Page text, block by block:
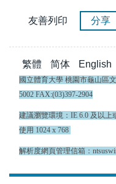
友善列印 分享
繁體 简体 English
國立體育大學 桃園市龜山區文
5002 FAX:(03)397-2904
建議瀏覽環境：IE 6.0 及以上
使用 1024 x 768
解析度網頁管理信箱：